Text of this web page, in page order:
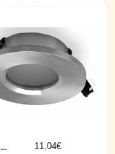
11,04€